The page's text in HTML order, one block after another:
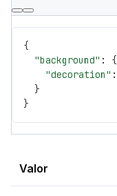
{
  "background"
: {
    "decoration"
:
  }
}
Valor